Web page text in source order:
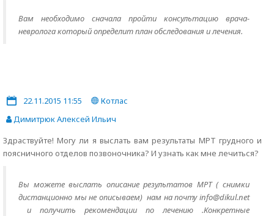
Вам необходимо сначала пройти консультацию врача-
невролога который определит план обследования и лечения.
22.11.2015 11:55
Котлас
Димитрюк Алексей Ильич
Здраствуйте! Могу ли я выслать вам результаты МРТ грудного и
поясничного отделов позвоночника? И узнать как мне лечиться?
Вы можете выслать описание результатов МРТ ( снимки
дистанционно мы не описываем) нам на почту info@dikul.net
и получить рекомендации по лечению .Конкретные